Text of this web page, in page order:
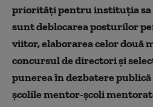
priorităţi pentru instituţia sa
sunt deblocarea posturilor
viitor, elaborarea celor două
concursul de directori şi
punerea în dezbatere
şcolile mentor-şcoli